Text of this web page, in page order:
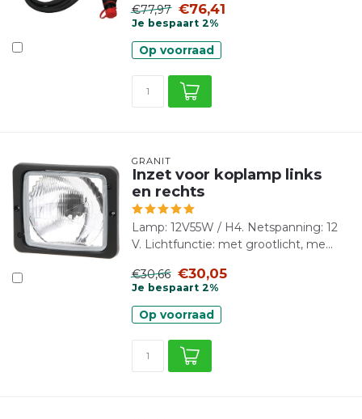
€77,97 €76,41
Je bespaart 2%
Op voorraad
GRANIT
Inzet voor koplamp links
en rechts
Lamp: 12V55W / H4. Netspanning: 12
V. Lichtfunctie: met grootlicht, me...
€30,66 €30,05
Je bespaart 2%
Op voorraad